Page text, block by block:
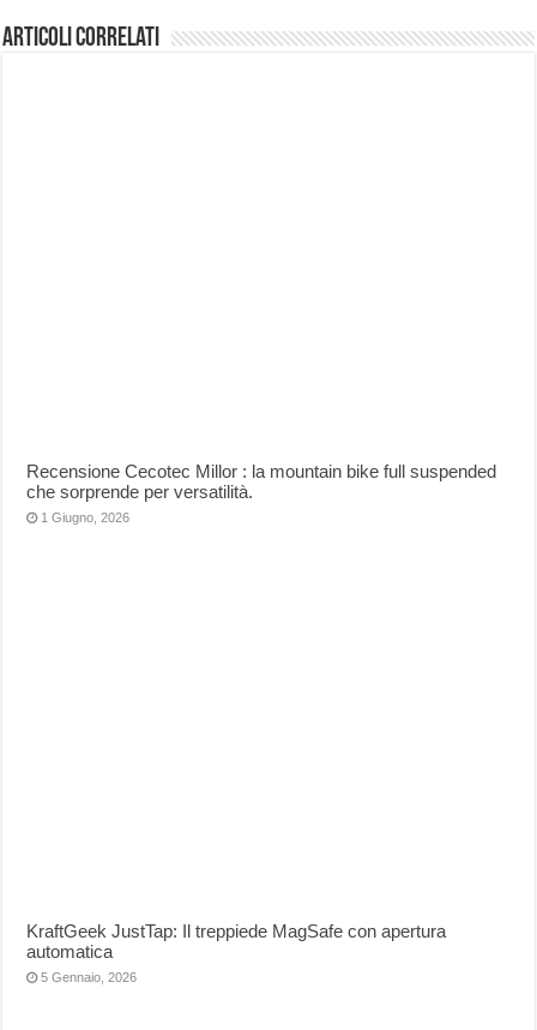
Articoli correlati
Recensione Cecotec Millor : la mountain bike full suspended
che sorprende per versatilità.
1 Giugno, 2026
KraftGeek JustTap: Il treppiede MagSafe con apertura
automatica
5 Gennaio, 2026